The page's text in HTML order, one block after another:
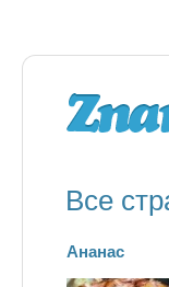
Все
Ананас